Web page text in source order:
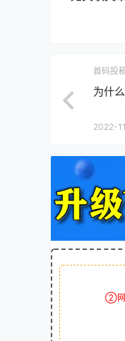
首码投
为什
2022-
②网